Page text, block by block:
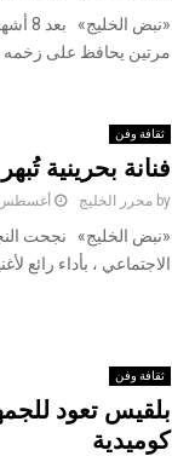
«نبض
مرتين يحافظ على زخمه
ثقافة وفن
فنانة بحرينية
by محرر الخليج أغسطس 8,
«نبض الخليج» نجحت
الاجتماعي ، بأداء رائع
ثقافة وفن
بلقيس تعود
كوميدية